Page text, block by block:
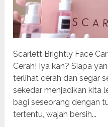
Scarlett Brightly Face
Cerah! Iya kan? Siapa
terlihat cerah dan segar
sekedar menjadikan kita
bagi seseorang dengan
tertentu, wajah bersih...